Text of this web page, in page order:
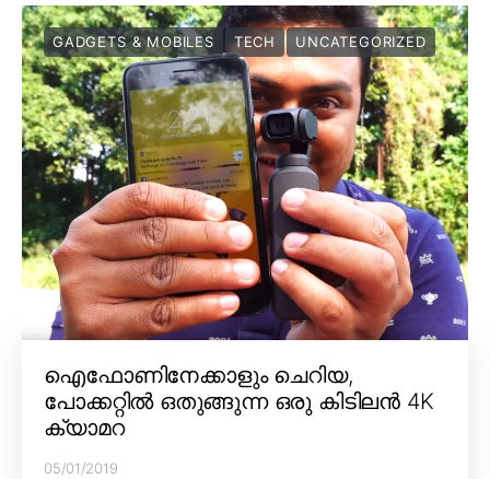
GADGETS & MOBILES TECH UNCATEGORIZED
ഐഫോണിനേക്കാളും ചെറിയ,
പോക്കറ്റിൽ ഒതുങ്ങുന്ന ഒരു കിടിലൻ 4K
ക്യാമറ
05/01/2019